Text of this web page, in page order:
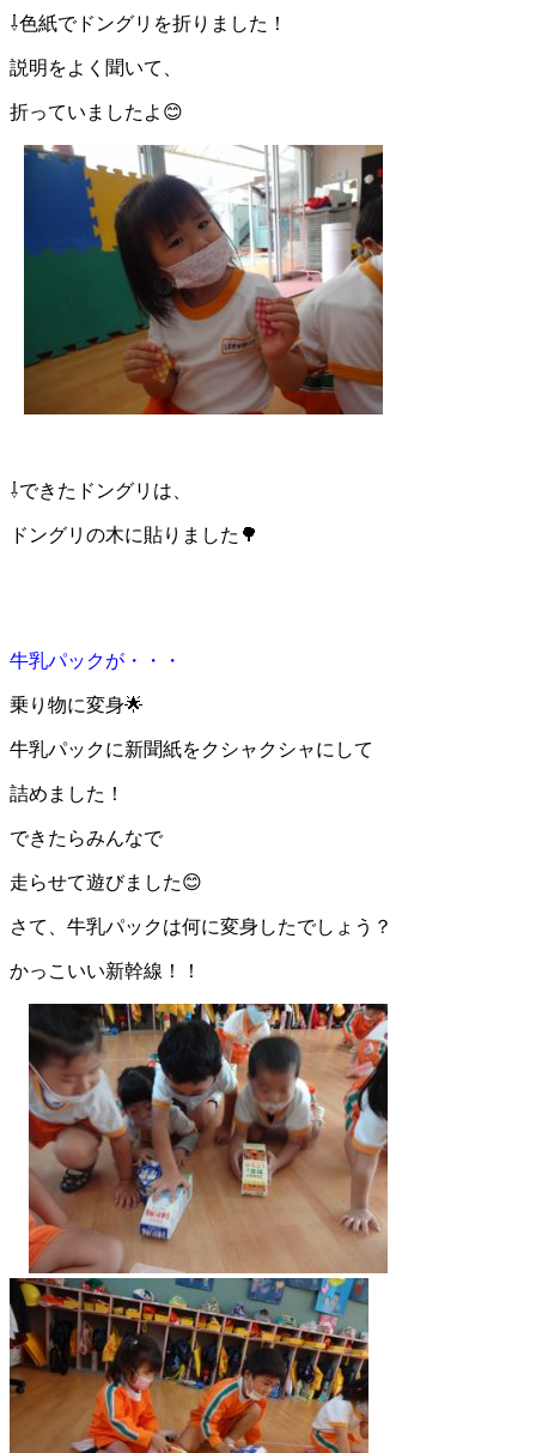
⇩色紙でドングリを折りました！
説明をよく聞いて、
折っていましたよ😊
⇩できたドングリは、
ドングリの木に貼りました🌳
牛乳パックが・・・
乗り物に変身🌟
牛乳パックに新聞紙をクシャクシャにして
詰めました！
できたらみんなで
走らせて遊びました😊
さて、牛乳パックは何に変身したでしょう？
かっこいい新幹線！！